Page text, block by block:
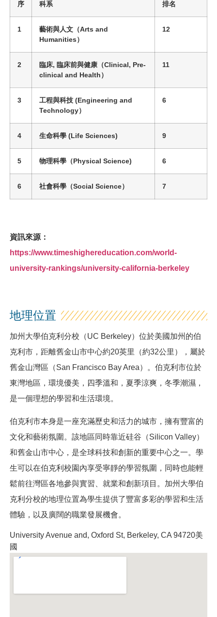
序 科系 排名
1 藝術與人文 （Arts and
Humanities）
12
2 臨床, 臨床前與健康 （Clinical, Pre-
clinical and Health）
11
3 工程與科技 (Engineering and
Technology）
6
4 生命科學 (Life Sciences) 9
5 物理科學 （Physical Science) 6
6 社會科學 （Social Science） 7
資訊來源：
https://www.timeshighereducation.com/world-
university-rankings/university-california-berkeley
地理位置
加州大學伯克利分校（UC Berkeley）位於美國加州的伯
克利市，距離舊金山市中心約20英里（約32公里），屬於
舊金山灣區（San Francisco Bay Area）。伯克利市位於
東灣地區，環境優美，四季溫和，夏季涼爽，冬季潮濕，
是一個理想的學習和生活環境。
伯克利市本身是一座充滿歷史和活力的城市，擁有豐富的
文化和藝術氛圍。該地區同時靠近硅谷（Silicon Valley）
和舊金山市中心，是全球科技和創新的重要中心之一。學
生可以在伯克利校園內享受寧靜的學習氛圍，同時也能輕
鬆前往灣區各地參與實習、就業和創新項目。加州大學伯
克利分校的地理位置為學生提供了豐富多彩的學習和生活
體驗，以及廣闊的職業發展機會。
University Avenue and, Oxford St, Berkeley, CA 94720美
國